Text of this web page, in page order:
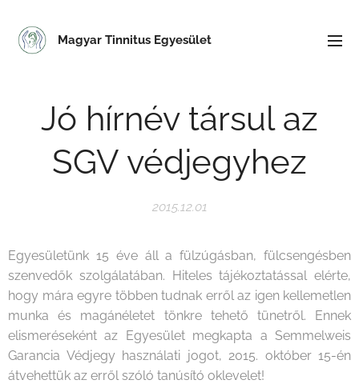
Magyar Tinnitus Egyesület
Jó hírnév társul az
SGV védjegyhez
2015.12.01
Egyesületünk 15 éve áll a fülzúgásban, fülcsengésben
szenvedők szolgálatában. Hiteles tájékoztatással elérte,
hogy mára egyre többen tudnak erről az igen kellemetlen
munka és magánéletet tönkre tehető tünetről. Ennek
elismeréseként az Egyesület megkapta a Semmelweis
Garancia Védjegy használati jogot, 2015. október 15-én
átvehettük az erről szóló tanúsító oklevelet!